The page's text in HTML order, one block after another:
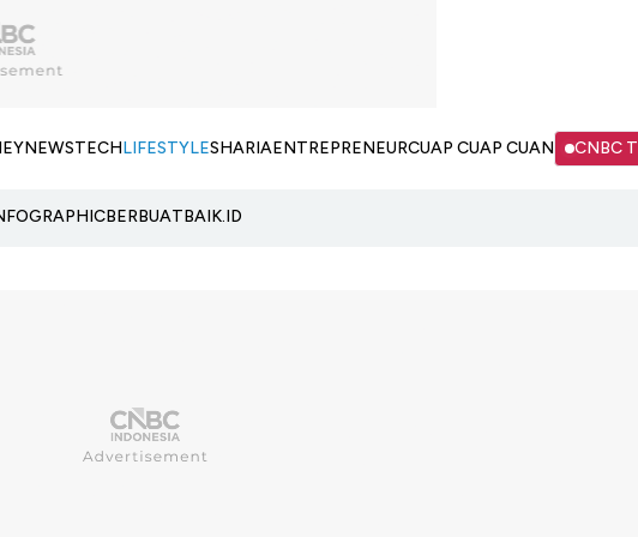
NEWSTECHLIFESTYLESHARIAENTREPRENEURCUAP CUAP CUAN CNBC
BERBUATBAIK.ID